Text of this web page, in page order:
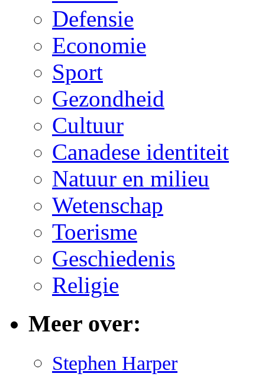
Defensie
Economie
Sport
Gezondheid
Cultuur
Canadese identiteit
Natuur en milieu
Wetenschap
Toerisme
Geschiedenis
Religie
Meer over:
Stephen Harper